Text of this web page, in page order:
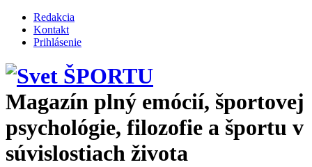
Перейти к основному содержанию
Redakcia
Kontakt
Prihlásenie
Magazín plný emócií, športovej
psychológie, filozofie a športu v
súvislostiach života